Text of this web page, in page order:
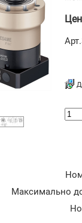
Максимально